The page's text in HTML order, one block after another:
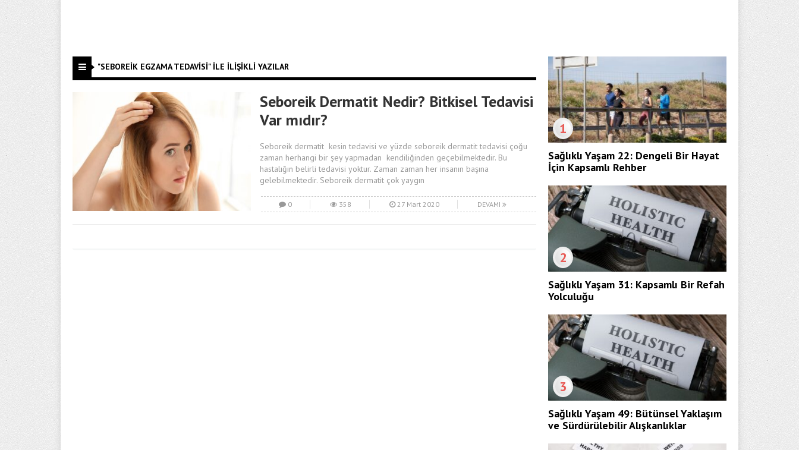
"SEBOREIK EGZAMA TEDAVISI" ILE İLIŞIKLI YAZILAR
Seboreik Dermatit Nedir? Bitkisel Tedavisi
Var mıdır?
Seboreik dermatit kesin tedavisi ve yüzde seboreik dermatit tedavisi çoğu
zaman herhangi bir şey yapmadan kendiliğinden geçebilmektedir. Bu
hastalığın belirli tedavisi yoktur. Zaman zaman her insanın başına
gelebilmektedir. Seboreik dermatit çok yaygın
0 358 27 Mart 2020 DEVAMI
1
Sağlıklı Yaşam 22: Dengeli Bir Hayat
İçin Kapsamlı Rehber
2
Sağlıklı Yaşam 31: Kapsamlı Bir Refah
Yolculuğu
3
Sağlıklı Yaşam 49: Bütünsel Yaklaşım
ve Sürdürülebilir Alışkanlıklar